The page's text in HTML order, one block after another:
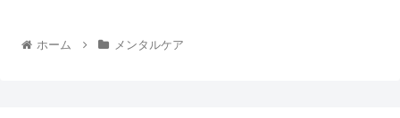
ホーム メンタルケア